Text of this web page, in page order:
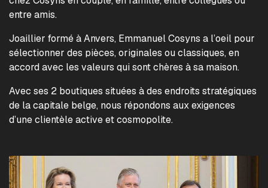
entre amis.
Joaillier formé à Anvers, Emmanuel Cosyns a l’oeil pour
sélectionner des pièces, originales ou classiques, en
accord avec les valeurs qui sont chères à sa maison.
Avec ses 2 boutiques situées à des endroits stratégiques
de la capitale belge, nous répondons aux exigences
d’une clientèle active et cosmopolite.